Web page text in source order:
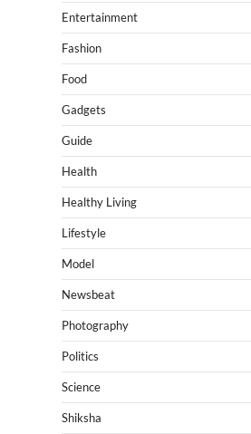
Entertainment
Fashion
Food
Gadgets
Guide
Health
Healthy Living
Lifestyle
Model
Newsbeat
Photography
Politics
Science
Shiksha